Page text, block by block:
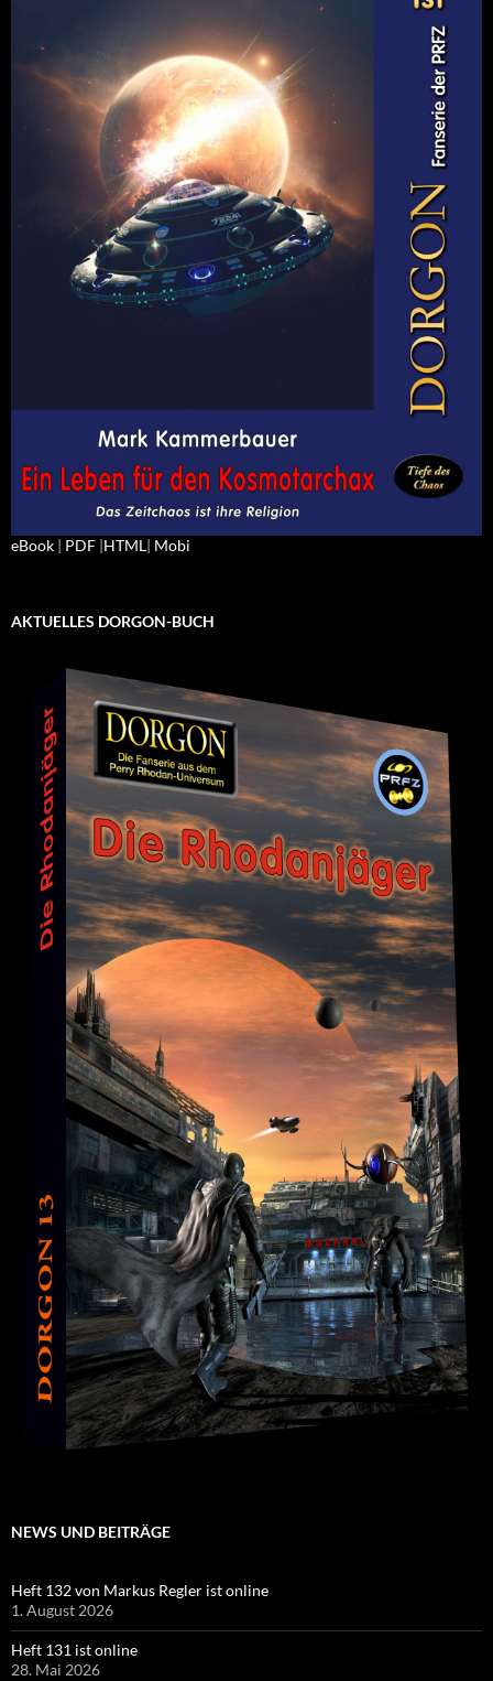
eBook | PDF |HTML| Mobi
AKTUELLES DORGON-BUCH
NEWS UND BEITRÄGE
Heft 132 von Markus Regler ist online
1. August 2026
Heft 131 ist online
28. Mai 2026